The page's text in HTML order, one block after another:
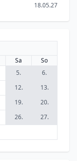
18.05.27
Sa
So
5.
6.
12.
13.
19.
20.
26.
27.